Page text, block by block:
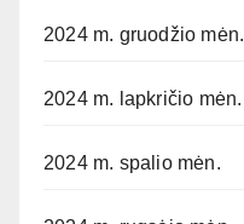
2024 m. gruodžio mėn.
2024 m. lapkričio mėn.
2024 m. spalio mėn.